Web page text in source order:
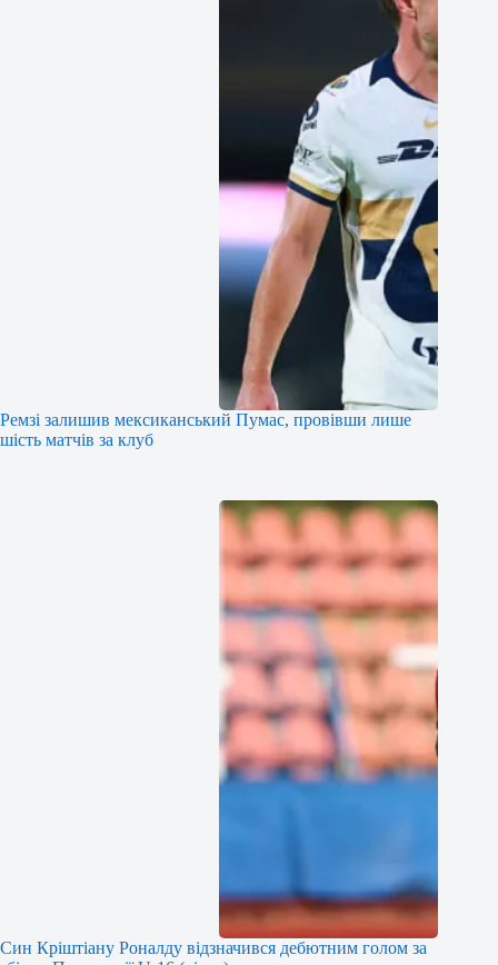
Ремзі залишив мексиканський Пумас, провівши лише
шість матчів за клуб
Син Кріштіану Роналду відзначився дебютним голом за